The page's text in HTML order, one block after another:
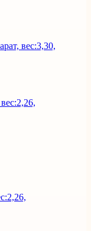
вес:3,30,